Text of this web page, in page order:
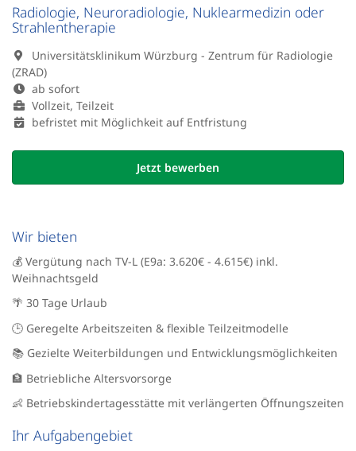
Radiologie, Neuroradiologie, Nuklearmedizin oder
Strahlentherapie
Universitätsklinikum Würzburg - Zentrum für Radiologie
(ZRAD)
ab sofort
Vollzeit, Teilzeit
befristet mit Möglichkeit auf Entfristung
Jetzt bewerben
Wir bieten
💰 Vergütung nach TV-L (E9a: 3.620€ - 4.615€) inkl.
Weihnachtsgeld
🌴 30 Tage Urlaub
🕒 Geregelte Arbeitszeiten & flexible Teilzeitmodelle
📚 Gezielte Weiterbildungen und Entwicklungsmöglichkeiten
🏦 Betriebliche Altersvorsorge
👶 Betriebskindertagesstätte mit verlängerten Öffnungszeiten
Ihr Aufgabengebiet